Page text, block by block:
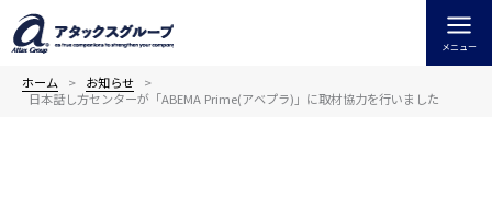
容
を
メニュー
ホーム
お知らせ
日本話し方センターが「ABEMA Prime(アベプラ)」に取材協力を行いました